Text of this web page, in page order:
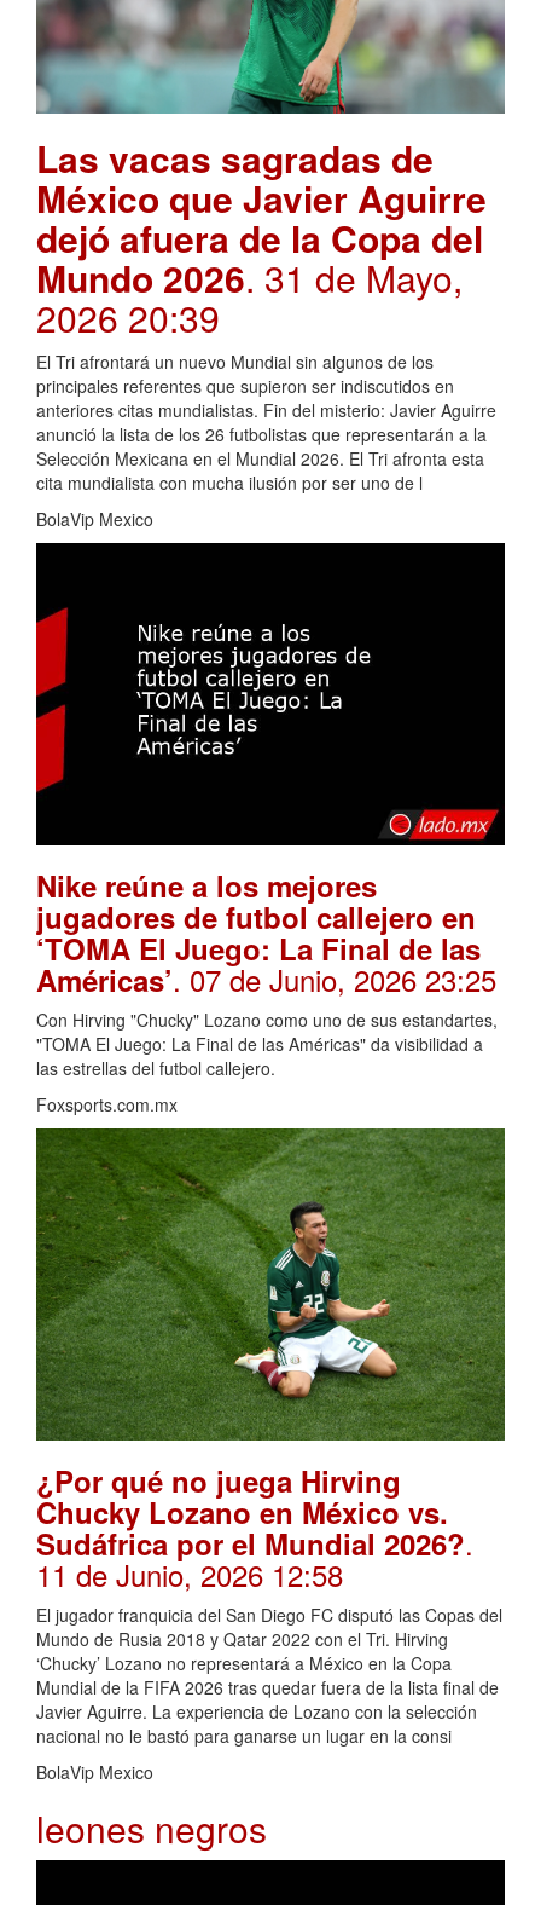
Las vacas sagradas de
México que Javier Aguirre
dejó afuera de la Copa del
Mundo 2026. 31 de Mayo,
2026 20:39
El Tri afrontará un nuevo Mundial sin algunos de los
principales referentes que supieron ser indiscutidos en
anteriores citas mundialistas. Fin del misterio: Javier Aguirre
anunció la lista de los 26 futbolistas que representarán a la
Selección Mexicana en el Mundial 2026. El Tri afronta esta
cita mundialista con mucha ilusión por ser uno de l
BolaVip Mexico
Nike reúne a los mejores
jugadores de futbol callejero en
‘TOMA El Juego: La Final de las
Américas’. 07 de Junio, 2026 23:25
Con Hirving "Chucky" Lozano como uno de sus estandartes,
"TOMA El Juego: La Final de las Américas" da visibilidad a
las estrellas del futbol callejero.
Foxsports.com.mx
¿Por qué no juega Hirving
Chucky Lozano en México vs.
Sudáfrica por el Mundial 2026?.
11 de Junio, 2026 12:58
El jugador franquicia del San Diego FC disputó las Copas del
Mundo de Rusia 2018 y Qatar 2022 con el Tri. Hirving
‘Chucky’ Lozano no representará a México en la Copa
Mundial de la FIFA 2026 tras quedar fuera de la lista final de
Javier Aguirre. La experiencia de Lozano con la selección
nacional no le bastó para ganarse un lugar en la consi
BolaVip Mexico
leones negros